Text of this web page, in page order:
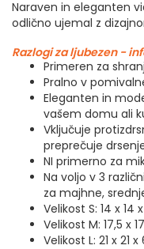
Naraven in eleganten
odlično ujemal z
Razlogi za ljubezen -
Primeren za
Pralno v
Eleganten in
vašem domu ali
Vključuje
preprečuje
NI primerno za
Na voljo v 3
za majhne,
Velikost S: 14 x 14
Velikost M: 17,5 x
Velikost L: 21 x 21